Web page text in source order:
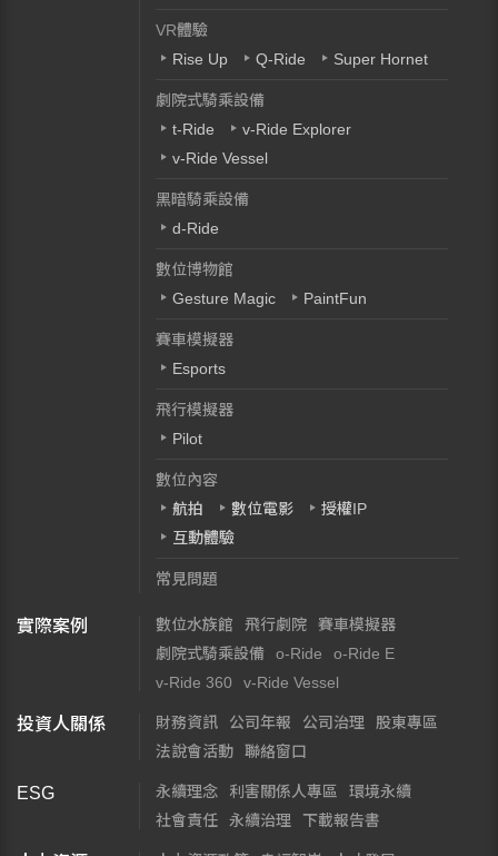
VR體驗
Rise Up
Q-Ride Super Hornet
劇院式騎乘設備
t-Ride
v-Ride Explorer
v-Ride Vessel
黑暗騎乘設備
d-Ride
數位博物館
Gesture Magic
PaintFun
賽車模擬器
Esports
飛行模擬器
Pilot
數位內容
航拍
數位電影
授權IP
互動體驗
常見問題
實際案例 數位水族館 飛行劇院
賽車模擬器
劇院式騎乘設備
o-Ride
o-Ride E
v-Ride 360
v-Ride Vessel
投資人關係 財務資訊 公司年報 公司治理
股東專區
法說會活動
聯絡窗口
ESG 永續理念 利害關係人專區
環境永續
社會責任
永續治理 下載報告書